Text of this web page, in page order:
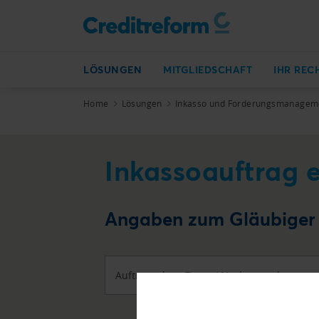
LÖSUNGEN MITGLIEDSCHAFT IHR
Home Lösungen Inkasso und
Inkassoauftrag
Angaben zum
Auftraggeber: Firma / Nachname*